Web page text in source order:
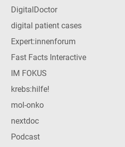
DigitalDoctor
digital patient cases
Expert:innenforum
Fast Facts Interactive
IM FOKUS
krebs:hilfe!
mol-onko
nextdoc
Podcast